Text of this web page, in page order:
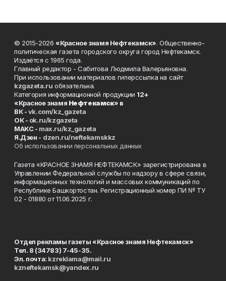
© 2015-2026 «Красное знамя Нефтекамск». Общественно-
политическая газета городского округа город Нефтекамск.
Издаётся с 1965 года.
Главный редактор - Сабитова Людмила Валерьяновна.
При использовании материалов гиперссылка на сайт
kzgazeta.ru обязательна.
Категория информационной продукции 12+
«Красное знамя Нефтекамск» в
ВК -vk.com/kz_gazeta
ОК - ok.ru/kzgazeta
MAKC - max.ru/kz_gazeta
Я.Дзен - dzen.ru/neftekamskkz
Об использовании персональных данных
Газета «КРАСНОЕ ЗНАМЯ НЕФТЕКАМСК» зарегистрирована в
Управлении Федеральной службы по надзору в сфере связи,
информационных технологий и массовых коммуникаций по
Республике Башкортостан. Регистрационный номер ПИ № ТУ
02 - 01880 от 11.06.2025 г.
Отдел рекламы газеты «Красное знамя Нефтекамск»
Тел. 8 (34783) 7-45-35.
Эл. почта: kzreklama@mail.ru
kzneftekamsk@yandex.ru